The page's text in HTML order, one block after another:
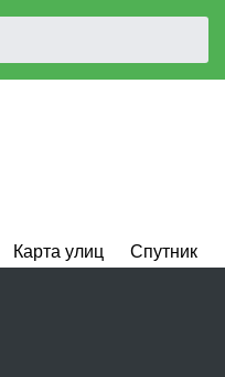
Карта улиц Спутник